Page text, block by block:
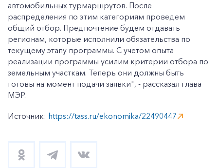
автомобильных турмаршрутов. После
распределения по этим категориям проведем
общий отбор. Предпочтение будем отдавать
регионам, которые исполнили обязательства по
текущему этапу программы. С учетом опыта
реализации программы усилим критерии отбора по
земельным участкам. Теперь они должны быть
готовы на момент подачи заявки", - рассказал глава
МЭР.
Источник: https://tass.ru/ekonomika/22490447